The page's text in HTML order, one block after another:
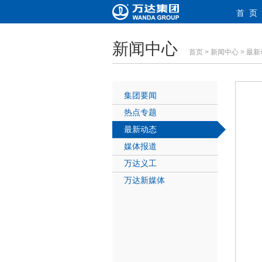
首 页
新闻中心 首页 > 新闻中心 > 最新
集团要闻
热点专题
最新动态
媒体报道
万达义工
万达新媒体